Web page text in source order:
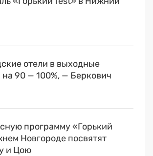
отели в выходные
90 — 100%, — Беркович
программу «Горький
Новгороде посвятят
и Цою